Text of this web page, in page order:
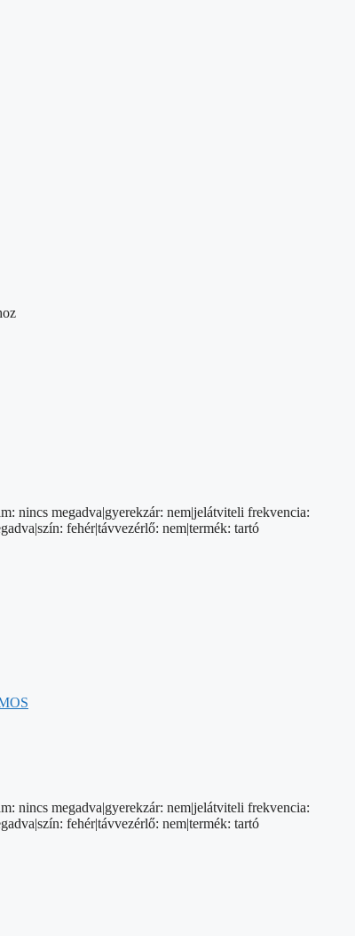
nincs megadva|gyerekzár: nem|jelátviteli frekvencia:
fehér|távvezérlő: nem|termék: tartó
nincs megadva|gyerekzár: nem|jelátviteli frekvencia:
fehér|távvezérlő: nem|termék: tartó